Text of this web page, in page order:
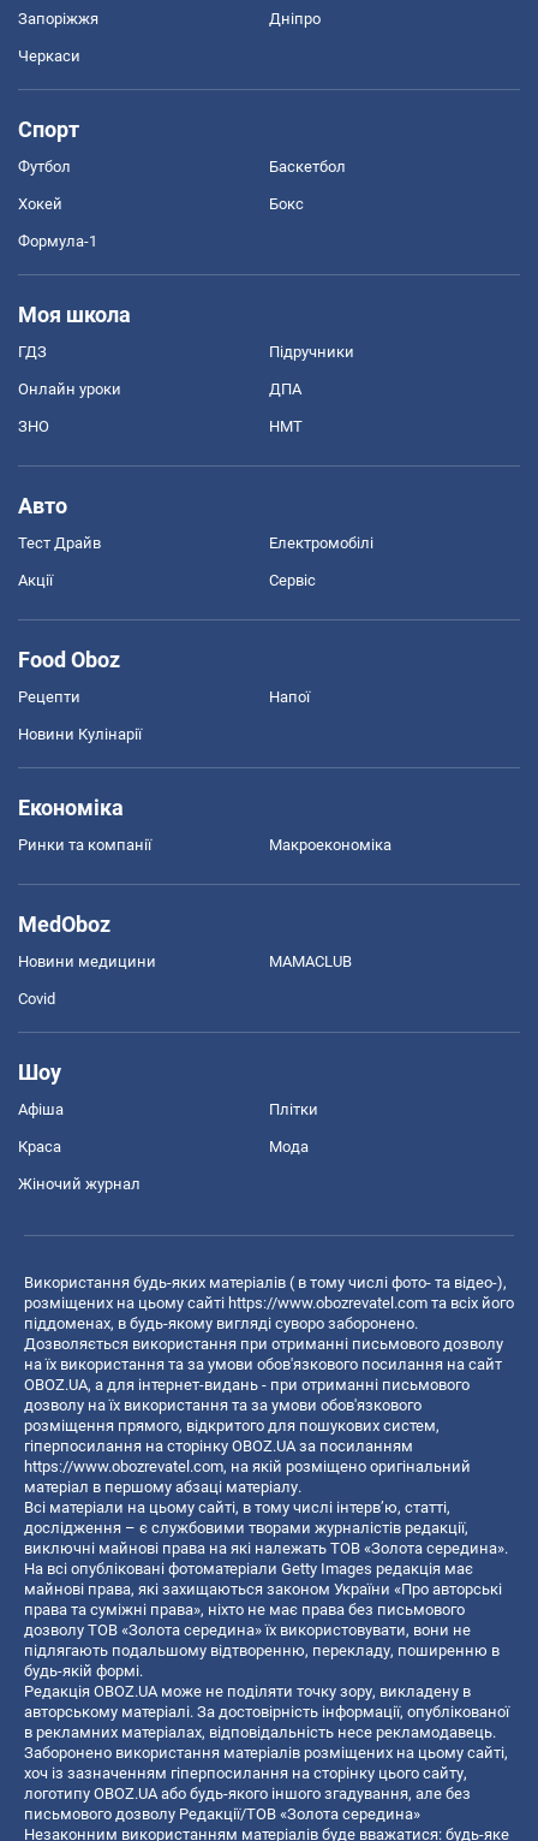
Запоріжжя Дніпро
Черкаси
Спорт
Футбол Баскетбол
Хокей Бокс
Формула-1
Моя школа
ГДЗ Підручники
Онлайн уроки ДПА
ЗНО НМТ
Авто
Тест Драйв Електромобілі
Акції Сервіс
Food Oboz
Рецепти Напої
Новини Кулінарії
Економіка
Ринки та компанії Макроекономіка
MedOboz
Новини медицини MAMACLUB
Covid
Шоу
Афіша Плітки
Краса Мода
Жіночий журнал
Використання будь-яких матеріалів ( в тому числі фото- та відео-),
розміщених на цьому сайті https://www.obozrevatel.com та всіх його
піддоменах, в будь-якому вигляді суворо заборонено.
Дозволяється використання при отриманні письмового дозволу
на їх використання та за умови обов'язкового посилання на сайт
OBOZ.UA, а для інтернет-видань - при отриманні письмового
дозволу на їх використання та за умови обов'язкового
розміщення прямого, відкритого для пошукових систем,
гіперпосилання на сторінку OBOZ.UA за посиланням
https://www.obozrevatel.com, на якій розміщено оригінальний
матеріал в першому абзаці матеріалу.
Всі матеріали на цьому сайті, в тому числі інтерв’ю, статті,
дослідження – є службовими творами журналістів редакції,
виключні майнові права на які належать ТОВ «Золота середина».
На всі опубліковані фотоматеріали Getty Images редакція має
майнові права, які захищаються законом України «Про авторські
права та суміжні права», ніхто не має права без письмового
дозволу ТОВ «Золота середина» їх використовувати, вони не
підлягають подальшому відтворенню, перекладу, поширенню в
будь-якій формі.
Редакція OBOZ.UA може не поділяти точку зору, викладену в
авторському матеріалі. За достовірність інформації, опублікованої
в рекламних матеріалах, відповідальність несе рекламодавець.
Заборонено використання матеріалів розміщених на цьому сайті,
хоч із зазначенням гіперпосилання на сторінку цього сайту,
логотипу OBOZ.UA або будь-якого іншого згадування, але без
письмового дозволу Редакції/ТОВ «Золота середина»
Незаконним використанням матеріалів буде вважатися: будь-яке